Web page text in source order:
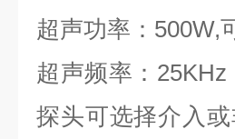
超声功率 ： 500W,
超声频率：
探头可选择介入